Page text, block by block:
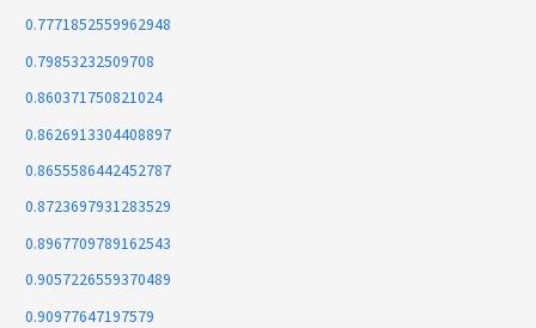
0.7771852559962948
0.79853232509708
0.860371750821024
0.8626913304408897
0.8655586442452787
0.8723697931283529
0.8967709789162543
0.9057226559370489
0.90977647197579